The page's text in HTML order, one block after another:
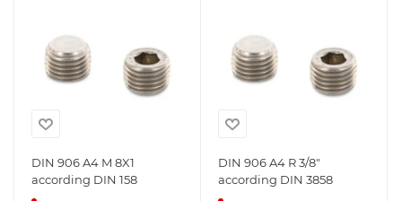
DIN 906 A4 M 8X1
according DIN 158
DIN 906 A4 R 3/8"
according DIN 3858